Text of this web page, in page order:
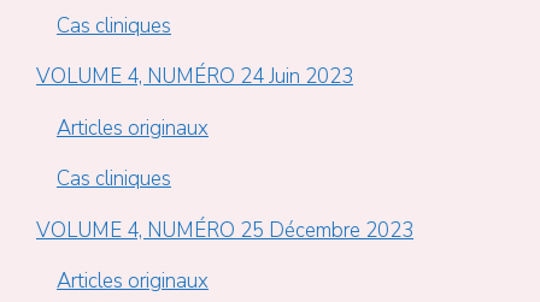
Cas cliniques
VOLUME 4, NUMÉRO 24 Juin 2023
Articles originaux
Cas cliniques
VOLUME 4, NUMÉRO 25 Décembre 2023
Articles originaux